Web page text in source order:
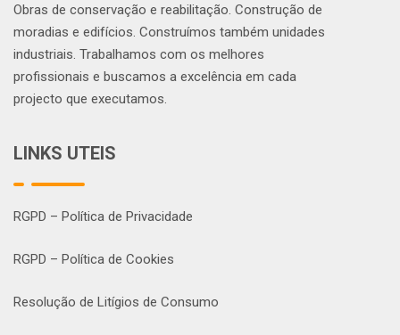
Obras de conservação e reabilitação. Construção de
moradias e edifícios. Construímos também unidades
industriais. Trabalhamos com os melhores
profissionais e buscamos a excelência em cada
projecto que executamos.
LINKS UTEIS
RGPD – Política de Privacidade
RGPD – Política de Cookies
Resolução de Litígios de Consumo